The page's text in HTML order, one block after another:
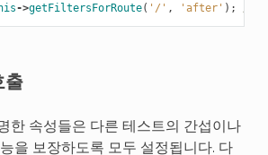
->getFiltersForRoute( '/' , 'after' );
출
한 속성들은 다른 테스트의 간섭이나
을 보장하도록 모두 설정됩니다. 다